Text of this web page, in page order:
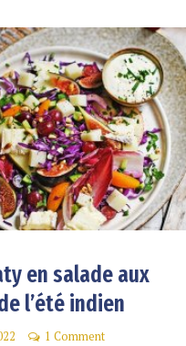
en salade aux
l’été indien
1 Comment